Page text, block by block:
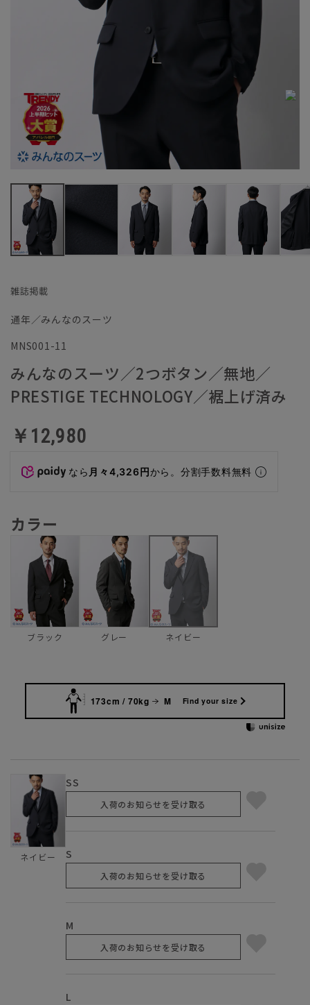
通年／みんなのスーツ
MNS001-11
みんなのスーツ／2つボタン／無地／
PRESTIGE TECHNOLOGY／裾上げ済み
￥12,980
なら 月々4,326円から。分割手数料無料
カラー
ブラック グレー ネイビー
173cm / 70kg M Find your size
ネイビー
SS
入荷のお知らせを受け取る
S
入荷のお知らせを受け取る
M
入荷のお知らせを受け取る
L